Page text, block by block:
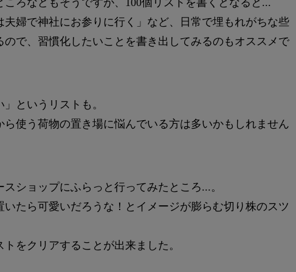
夫婦で神社にお参りに行く」など、日常で埋もれがちな些
で、習慣化したいことを書き出してみるのもオススメで
というリストも。
使う荷物の置き場に悩んでいる方は多いかもしれません
ショップにふらっと行ってみたところ...。
たら可愛いだろうな！とイメージが膨らむ切り株のスツ
をクリアすることが出来ました。